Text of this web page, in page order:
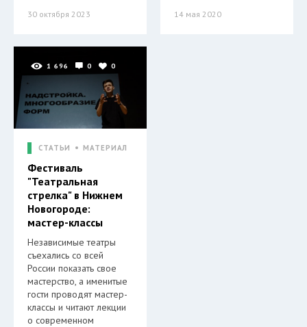
30 октября 2023 14 мая 2020
1 696 0 0
СТАТЬИ МАТЕРИАЛ
Фестиваль
"Театральная
стрелка" в Нижнем
Новогороде:
мастер-классы
Независимые театры
съехались со всей
России показать свое
мастерство, а именитые
гости проводят мастер-
классы и читают лекции
о современном